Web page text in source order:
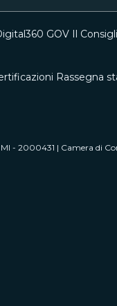
GOV Il
Rassegna
- 2000431 | Camera di